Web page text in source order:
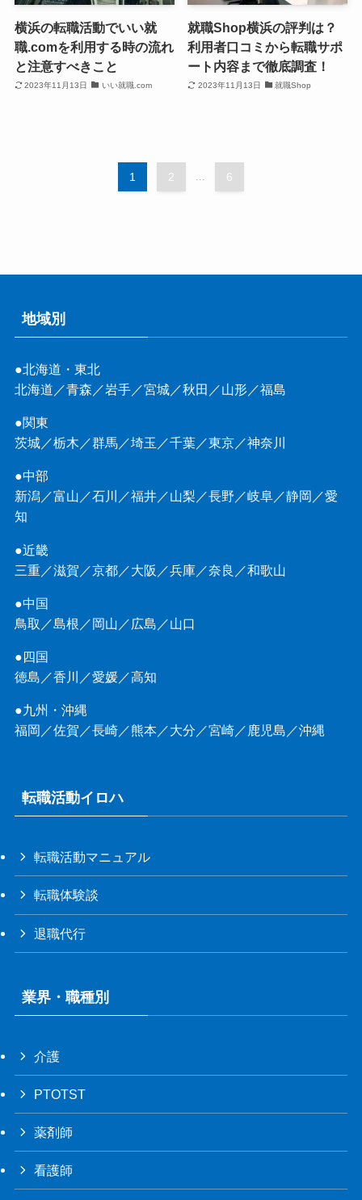
横浜の転職活動でいい就
職.comを利用する時の流れ
と注意すべきこと
2023年11月13日 いい就職.com
就職Shop横浜の評判は？
利用者口コミから転職サポ
ート内容まで徹底調査！
2023年11月13日 就職Shop
1 2 ... 6
地域別
●北海道・東北
北海道 ／青森 ／岩手／宮城／秋田 ／山形／福島
●関東
茨城／栃木 ／群馬／埼玉 ／千葉／東京／神奈川
●中部
新潟／富山 ／石川 ／福井／山梨 ／長野 ／岐阜／静岡 ／愛
知
●近畿
三重／滋賀 ／京都／大阪 ／兵庫／奈良 ／和歌山
●中国
鳥取 ／島根 ／岡山 ／ 広島 ／山口
●四国
徳島 ／香川 ／愛媛／高知
●九州・沖縄
福岡 ／佐賀 ／長崎／熊本／大分 ／宮崎／ 鹿児島 ／沖縄
転職活動イロハ
転職活動マニュアル
転職体験談
退職代行
業界・職種別
介護
PTOTST
薬剤師
看護師